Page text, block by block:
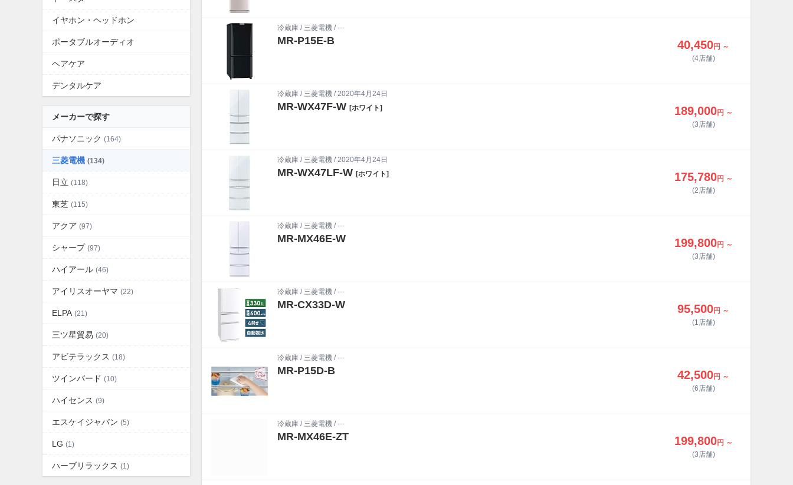
冷蔵庫 / 三菱電機 / ---
MR-P15E-B 40,450円 ～
(4店舗)
冷蔵庫 / 三菱電機 / 2020年4月24日
MR-WX47F-W [ホワイト] 189,000円 ～
(3店舗)
冷蔵庫 / 三菱電機 / 2020年4月24日
MR-WX47LF-W [ホワイト] 175,780円 ～
(2店舗)
冷蔵庫 / 三菱電機 / ---
MR-MX46E-W 199,800円 ～
(3店舗)
冷蔵庫 / 三菱電機 / ---
MR-CX33D-W 95,500円 ～
(1店舗)
冷蔵庫 / 三菱電機 / ---
MR-P15D-B 42,500円 ～
(6店舗)
冷蔵庫 / 三菱電機 / ---
MR-MX46E-ZT 199,800円 ～
(3店舗)
イヤホン・ヘッドホン
ポータブルオーディオ
ヘアケア
デンタルケア
メーカーで探す
パナソニック (164)
三菱電機 (134)
日立 (118)
東芝 (115)
アクア (97)
シャープ (97)
ハイアール (46)
アイリスオーヤマ (22)
ELPA (21)
三ツ星貿易 (20)
アビテラックス (18)
ツインバード (10)
ハイセンス (9)
エスケイジャパン (5)
LG (1)
ハーブリラックス (1)